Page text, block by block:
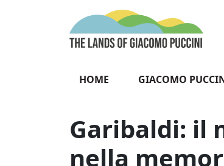
HOME GIACOMO
Garibaldi: il
nella